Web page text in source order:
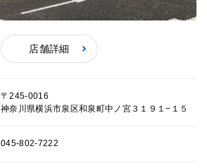
店舗詳細
〒245-0016
神奈川県横浜市泉区和泉町中ノ宮３１９１−１５
045-802-7222